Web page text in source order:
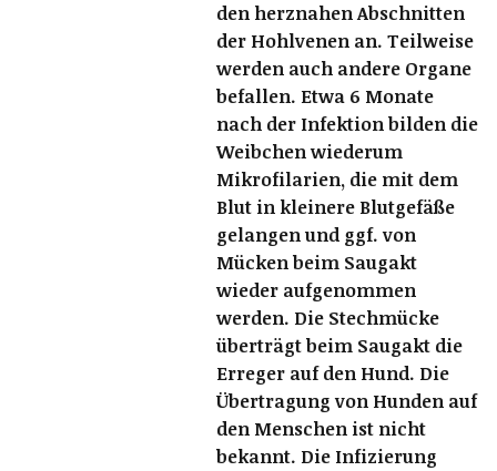
den herznahen Abschnitten
der Hohlvenen an. Teilweise
werden auch andere Organe
befallen. Etwa 6 Monate
nach der Infektion bilden die
Weibchen wiederum
Mikrofilarien, die mit dem
Blut in kleinere Blutgefäße
gelangen und ggf. von
Mücken beim Saugakt
wieder aufgenommen
werden. Die Stechmücke
überträgt beim Saugakt die
Erreger auf den Hund. Die
Übertragung von Hunden auf
den Menschen ist nicht
bekannt. Die Infizierung